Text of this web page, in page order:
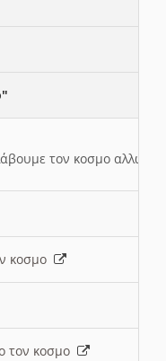
τον κοσμο αλλων
κοσμο
τον κοσμο